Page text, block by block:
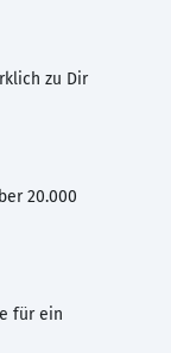
zu Dir
20.000
für ein